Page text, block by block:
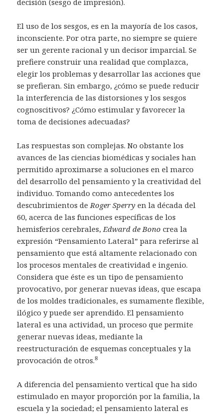
decisión (sesgo de impresión).
El uso de los sesgos, es en la mayoría de los casos,
inconsciente. Por otra parte, no siempre se quiere
ser un gerente racional y un decisor imparcial. Se
prefiere construir una realidad que complazca,
elegir los problemas y desarrollar las acciones que
se prefieran. Sin embargo, ¿cómo se puede reducir
la interferencia de las distorsiones y los sesgos
cognoscitivos? ¿Cómo estimular y favorecer la
toma de decisiones adecuadas?
Las respuestas son complejas. No obstante los
avances de las ciencias biomédicas y sociales han
permitido aproximarse a soluciones en el marco
del desarrollo del pensamiento y la creatividad del
individuo. Tomando como antecedentes los
descubrimientos deRoger Sperry en la década del
60, acerca de las funciones específicas de los
hemisferios cerebrales,Edward de Bono crea la
expresión “Pensamiento Lateral” para referirse al
pensamiento que está altamente relacionado con
los procesos mentales de creatividad e ingenio.
Considera que éste es un tipo de pensamiento
provocativo, por generar nuevas ideas, que escapa
de los moldes tradicionales, es sumamente flexible,
ilógico y puede ser aprendido. El pensamiento
lateral es una actividad, un proceso que permite
generar nuevas ideas, mediante la
reestructuración de esquemas conceptuales y la
provocación de otros.8
A diferencia del pensamiento vertical que ha sido
estimulado en mayor proporción por la familia, la
escuela y la sociedad; el pensamiento lateral es